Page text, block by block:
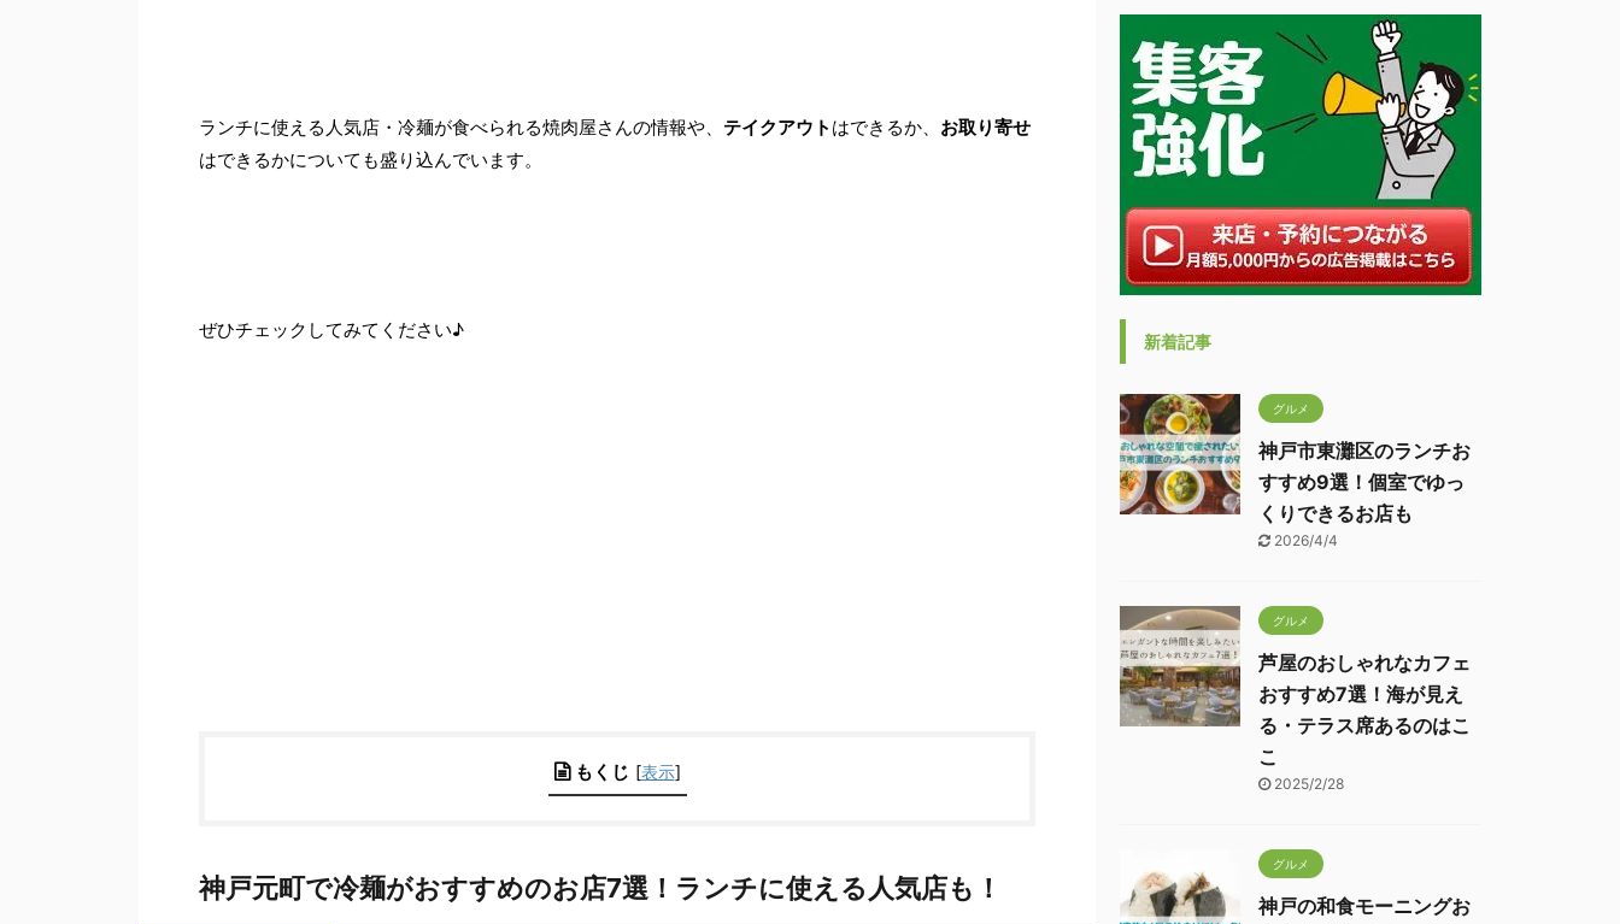
ランチに使える人気店・冷麺が食べられる焼肉屋さんの情報や、 テイクアウト はできるか、 お取り寄せ
はできるかについても盛り込んでいます。
ぜひチェックしてみてください♪
もくじ [表示]
神戸元町で冷麺がおすすめのお店7選！ランチに使える人気店も！
新着記事
グルメ
神戸市東灘区のランチお
すすめ9選！個室でゆっ
くりできるお店も
2026/4/4
グルメ
芦屋のおしゃれなカフェ
おすすめ7選！海が見え
る・テラス席あるのはこ
こ
2025/2/28
グルメ
神戸の和食モーニングお